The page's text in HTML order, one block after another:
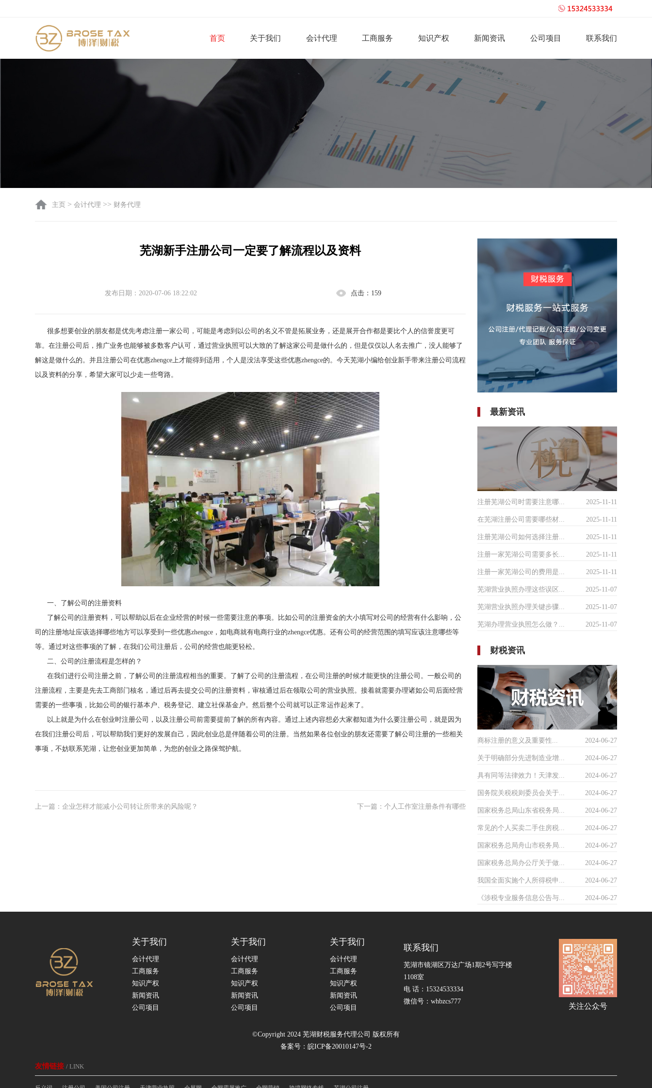
首页 关于我们 会计代理 工商服务 知识产权 新闻资讯 公司项目 联系我们
主页 > 会计代理 >> 财务代理
芜湖新手注册公司一定要了解流程以及资料
发布日期：2020-07-06 18:22:02 点击： 159
很多想要创业的朋友都是优先考虑注册一家公司，可能是考虑到以公司的名义不管是拓展业务，还是展开合作都是要比个人的信誉度更可
靠。在注册公司后，推广业务也能够被多数客户认可，通过营业执照可以大致的了解这家公司是做什么的，但是仅仅以人名去推广，没人能够了
解这是做什么的。并且注册公司在优惠zhengce上才能得到适用，个人是没法享受这些优惠zhengce的。今天芜湖小编给创业新手带来注册公司流程
以及资料的分享，希望大家可以少走一些弯路。
一、了解公司的注册资料
了解公司的注册资料，可以帮助以后在企业经营的时候一些需要注意的事项。比如公司的注册资金的大小填写对公司的经营有什么影响，公
司的注册地址应该选择哪些地方可以享受到一些优惠zhengce，如电商就有电商行业的zhengce优惠。还有公司的经营范围的填写应该注意哪些等
等。通过对这些事项的了解，在我们公司注册后，公司的经营也能更轻松。
二、公司的注册流程是怎样的？
在我们进行公司注册之前，了解公司的注册流程相当的重要。了解了公司的注册流程，在公司注册的时候才能更快的注册公司。一般公司的
注册流程，主要是先去工商部门核名，通过后再去提交公司的注册资料，审核通过后在领取公司的营业执照。接着就需要办理诸如公司后面经营
需要的一些事项，比如公司的银行基本户、税务登记、建立社保基金户。然后整个公司就可以正常运作起来了。
以上就是为什么在创业时注册公司，以及注册公司前需要提前了解的所有内容。通过上述内容想必大家都知道为什么要注册公司，就是因为
在我们注册公司后，可以帮助我们更好的发展自己，因此创业总是伴随着公司的注册。当然如果各位创业的朋友还需要了解公司注册的一些相关
事项，不妨联系芜湖，让您创业更加简单，为您的创业之路保驾护航。
上一篇：企业怎样才能减小公司转让所带来的风险呢？ 下一篇：个人工作室注册条件有哪些
最新资讯
注册芜湖公司时需要注意哪... 2025-11-11
在芜湖注册公司需要哪些材... 2025-11-11
注册芜湖公司如何选择注册... 2025-11-11
注册一家芜湖公司需要多长... 2025-11-11
注册一家芜湖公司的费用是... 2025-11-11
芜湖营业执照办理这些误区... 2025-11-07
芜湖营业执照办理关键步骤... 2025-11-07
芜湖办理营业执照怎么做？... 2025-11-07
财税资讯
商标注册的意义及重要性... 2024-06-27
关于明确部分先进制造业增... 2024-06-27
具有同等法律效力！天津发... 2024-06-27
国务院关税税则委员会关于... 2024-06-27
国家税务总局山东省税务局... 2024-06-27
常见的个人买卖二手住房税... 2024-06-27
国家税务总局舟山市税务局... 2024-06-27
国家税务总局办公厅关于做... 2024-06-27
我国全面实施个人所得税申... 2024-06-27
《涉税专业服务信息公告与... 2024-06-27
关于我们
会计代理
工商服务
知识产权
新闻资讯
公司项目
关于我们
会计代理
工商服务
知识产权
新闻资讯
公司项目
关于我们
会计代理
工商服务
知识产权
新闻资讯
公司项目
联系我们
芜湖市镜湖区万达广场1期2号写字楼
1108室
电 话：15324533334
微信号：whbzcs777
关注公众号
©Copyright 2024 芜湖财税服务代理公司 版权所有
备案号： 皖ICP备20010147号-2
友情链接 / LINK